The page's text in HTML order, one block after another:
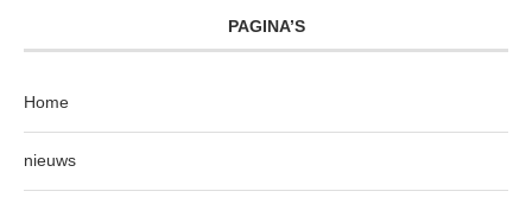
PAGINA’S
Home
nieuws